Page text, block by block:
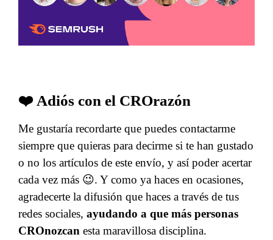
❤️ Adiós con el CROrazón
Me gustaría recordarte que puedes contactarme
siempre que quieras para decirme si te han gustado
o no los artículos de este envío, y así poder acertar
cada vez más 😉. Y como ya haces en ocasiones,
agradecerte la difusión que haces a través de tus
redes sociales, ayudando a que más personas
CROnozcan esta maravillosa disciplina.